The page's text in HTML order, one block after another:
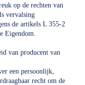
op de rechten van
vervalsing
de artikels L 355-2
Eigendom.
van producent van
een persoonlijk,
recht om de